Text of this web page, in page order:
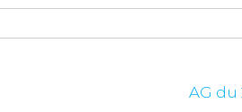
AG du